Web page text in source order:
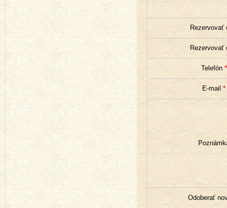
Rezervovať
Rezervovať
Telefón *
E-mail *
Odoberať